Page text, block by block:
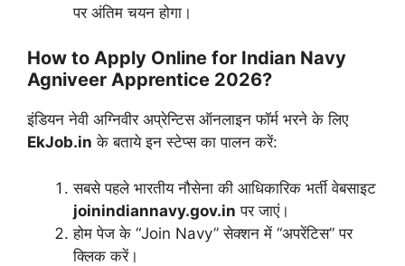
पर अंतिम चयन होगा।
How to Apply Online for Indian Navy
Agniveer Apprentice 2026?
इंडियन नेवी अग्निवीर अप्रेन्टिस ऑनलाइन फॉर्म भरने के लिए
EkJob.in के बताये इन स्टेप्स का पालन करें:
सबसे पहले भारतीय नौसेना की आधिकारिक भर्ती वेबसाइट
joinindiannavy.gov.in पर जाएं।
होम पेज के “Join Navy” सेक्शन में “अपरेंटिस” पर
क्लिक करें।